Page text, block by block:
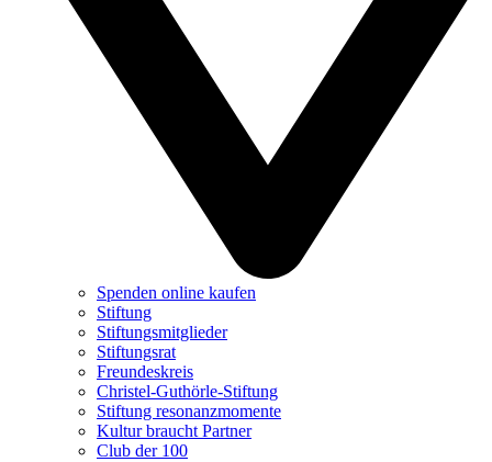
Spenden online kaufen
Stiftung
Stiftungsmitglieder
Stiftungsrat
Freundeskreis
Christel-Guthörle-Stiftung
Stiftung resonanzmomente
Kultur braucht Partner
Club der 100